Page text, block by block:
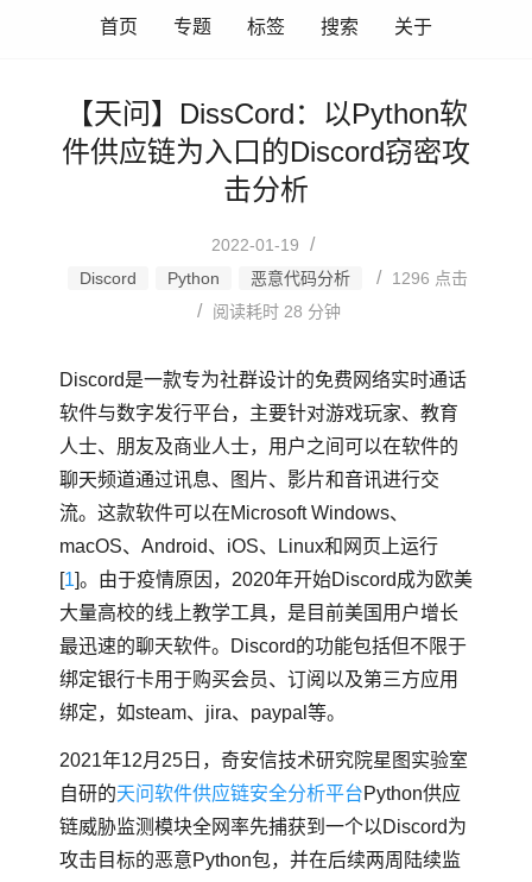
首页 专题 标签 搜索 关于
【天问】DissCord：以Python软
件供应链为入口的Discord窃密攻
击分析
2022-01-19 /
Discord Python 恶意代码分析 / 1296 点击
/ 阅读耗时 28 分钟
Discord是一款专为社群设计的免费网络实时通话
软件与数字发行平台，主要针对游戏玩家、教育
人士、朋友及商业人士，用户之间可以在软件的
聊天频道通过讯息、图片、影片和音讯进行交
流。这款软件可以在Microsoft Windows、
macOS、Android、iOS、Linux和网页上运行
[1]。由于疫情原因，2020年开始Discord成为欧美
大量高校的线上教学工具，是目前美国用户增长
最迅速的聊天软件。Discord的功能包括但不限于
绑定银行卡用于购买会员、订阅以及第三方应用
绑定，如steam、jira、paypal等。
2021年12月25日，奇安信技术研究院星图实验室
自研的天问软件供应链安全分析平台Python供应
链威胁监测模块全网率先捕获到一个以Discord为
攻击目标的恶意Python包，并在后续两周陆续监